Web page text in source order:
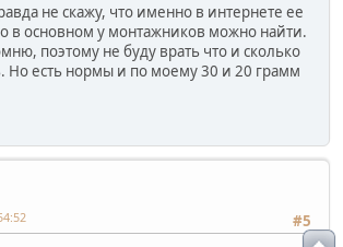
не скажу, что именно в интернете ее
в основном у монтажников можно найти.
поэтому не буду врать что и сколько
Но есть нормы и по моему 30 и 20 грамм
#5